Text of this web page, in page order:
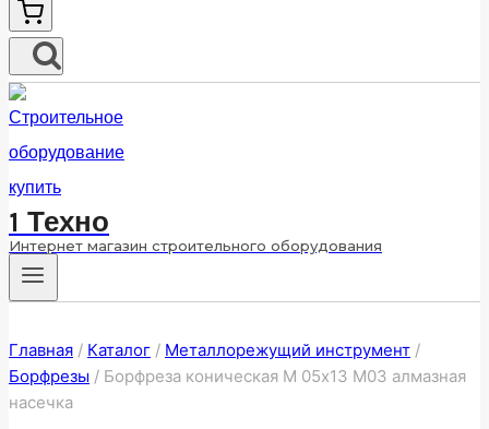
1 Техно
Интернет магазин строительного оборудования
Главная / Каталог / Металлорежущий инструмент /
Борфрезы / Борфреза коническая M 05х13 M03 алмазная
насечка